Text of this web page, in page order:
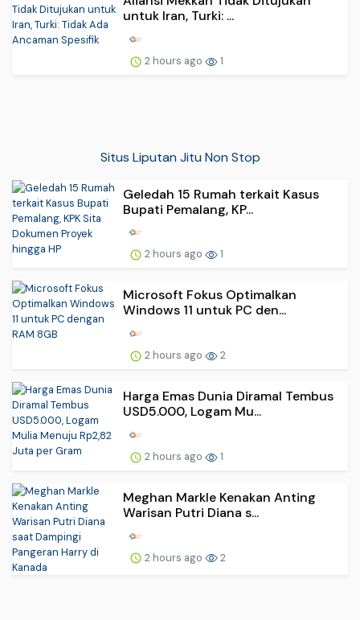
untuk Iran, Turki: ...
2 hours ago 1
Situs Liputan Jitu Non Stop
Geledah 15 Rumah terkait Kasus
Bupati Pemalang, KP...
2 hours ago 1
Microsoft Fokus Optimalkan
Windows 11 untuk PC den...
2 hours ago 2
Harga Emas Dunia Diramal Tembus
USD5.000, Logam Mu...
2 hours ago 1
Meghan Markle Kenakan Anting
Warisan Putri Diana s...
2 hours ago 2